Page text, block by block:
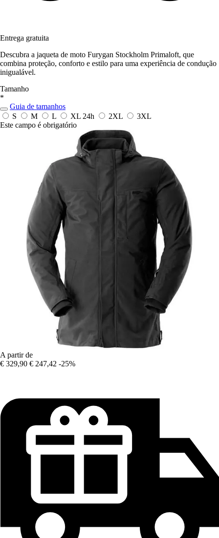
Entrega gratuita
Descubra a jaqueta de moto Furygan Stockholm Primaloft, que
combina proteção, conforto e estilo para uma experiência de condução
inigualável.
Tamanho
*
Guia de tamanhos
S
M L XL 24h 2XL
3XL
Este campo é obrigatório
A partir de
€ 329,90 € 247,42 -25%